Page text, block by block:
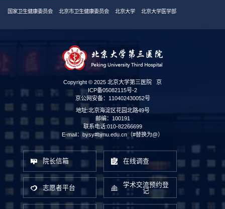
国家卫生健康委员会 北京市卫生健康委员会 北京大学 北京大学医学部
Copyright © 2025 北京大学第三医院 京
ICP备05082115号-2
京公网安备：110402430052号
地址:北京海淀区花园北路49号
邮编：100191
联系电话:010-82266699
E-mail：bysy#bjmu.edu.cn（#替换为@）
院长信箱 在线调查
志愿者平台
学术交流预约登
记